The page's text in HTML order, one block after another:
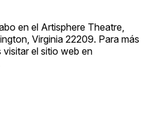
en el Artisphere Theatre,
Virginia 22209. Para más
el sitio web en